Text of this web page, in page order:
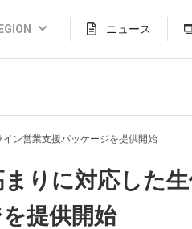
(English)
本語)
(Bahasa)
繁體)
ニュース
ン営業支援パッケージを提供開始
りに対応した
提供開始